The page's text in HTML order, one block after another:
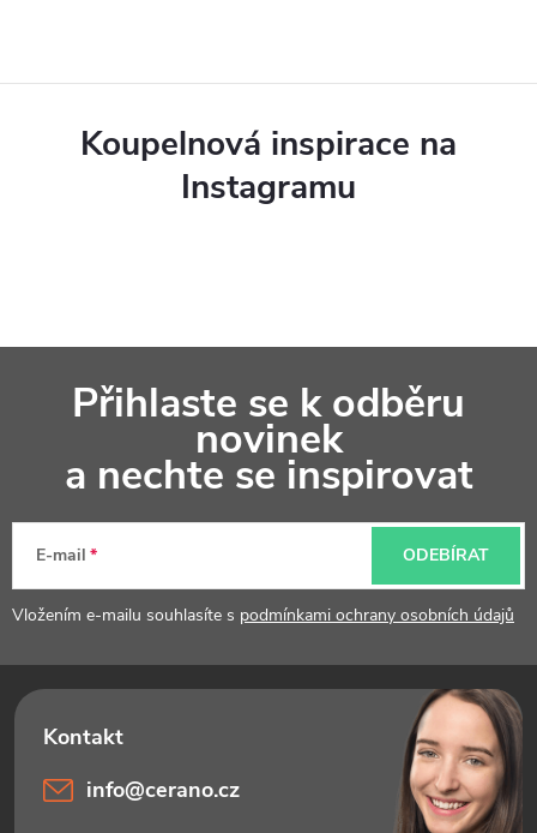
Koupelnová inspirace na
Instagramu
a
Přihlaste se k odběru
novinek
a nechte se inspirovat
E-mail
Vložením e-mailu souhlasíte s podmínkami ochrany osobních údajů
ODEBÍRAT
info@cerano.cz